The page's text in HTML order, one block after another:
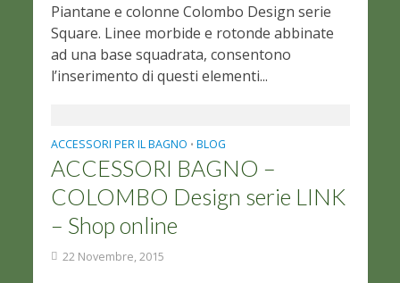
Piantane e colonne Colombo Design serie
Square. Linee morbide e rotonde abbinate
ad una base squadrata, consentono
l’inserimento di questi elementi...
ACCESSORI PER IL BAGNO • BLOG
ACCESSORI BAGNO –
COLOMBO Design serie LINK
– Shop online
22 Novembre, 2015